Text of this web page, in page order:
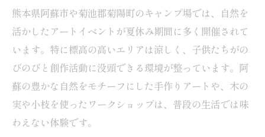
熊本県阿蘇市や菊池郡菊陽町のキャンプ場では、自然を
活かしたアートイベントが夏休み期間に多く開催されて
います。特に標高の高いエリアは涼しく、子供たちがの
びのびと創作活動に没頭できる環境が整っています。阿
蘇の豊かな自然をモチーフにした手作りアートや、木の
実や小枝を使ったワークショップは、普段の生活では味
わえない体験です。